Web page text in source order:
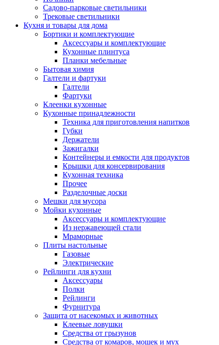
Садово-парковые светильники
Трековые светильники
Кухня и товары для дома
Бортики и комплектующие
Аксессуары и комплектующие
Кухонные плинтуса
Планки мебельные
Бытовая химия
Галтели и фартуки
Галтели
Фартуки
Клеенки кухонные
Кухонные принадлежности
Техника для приготовления напитков
Губки
Держатели
Зажигалки
Контейнеры и емкости для продуктов
Крышки для консервирования
Кухонная техника
Прочее
Разделочные доски
Мешки для мусора
Мойки кухонные
Аксессуары и комплектующие
Из нержавеющей стали
Мраморные
Плиты настольные
Газовые
Электрические
Рейлинги для кухни
Аксессуары
Полки
Рейлинги
Фурнитура
Защита от насекомых и животных
Клеевые ловушки
Средства от грызунов
Средства от комаров, мошек и мух